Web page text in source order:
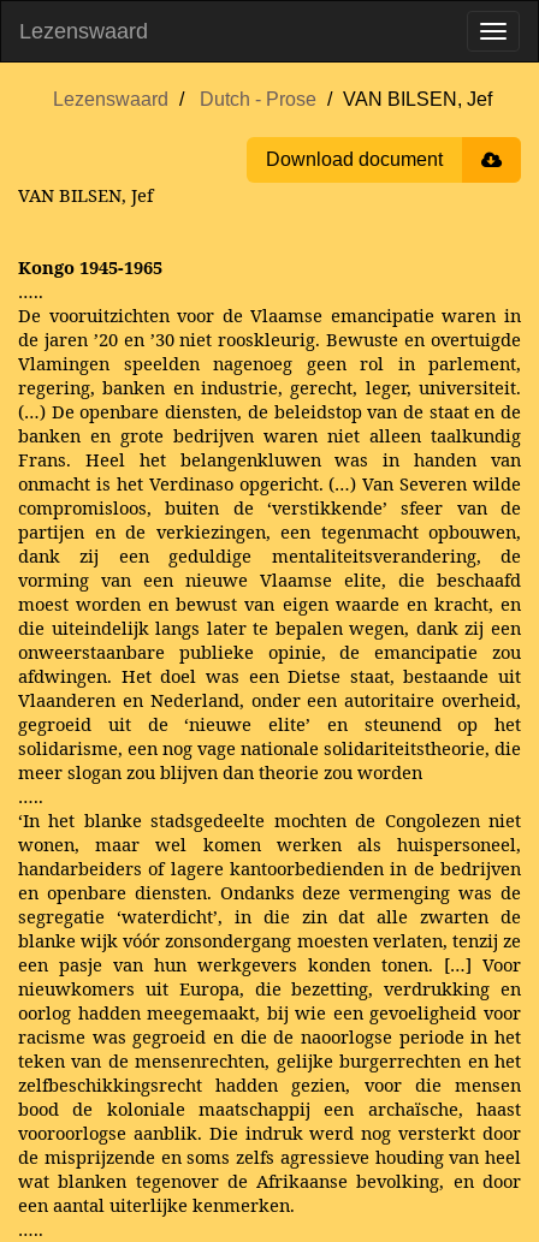
Lezenswaard
Lezenswaard Dutch - Prose VAN BILSEN, Jef
Download document
VAN BILSEN, Jef
Kongo 1945-1965
…..
De vooruitzichten voor de Vlaamse emancipatie waren in
de jaren ’20 en ’30 niet rooskleurig. Bewuste en overtuigde
Vlamingen speelden nagenoeg geen rol in parlement,
regering, banken en industrie, gerecht, leger, universiteit.
(…) De openbare diensten, de beleidstop van de staat en de
banken en grote bedrijven waren niet alleen taalkundig
Frans. Heel het belangenkluwen was in handen van
onmacht is het Verdinaso opgericht. (…) Van Severen wilde
compromisloos, buiten de ‘verstikkende’ sfeer van de
partijen en de verkiezingen, een tegenmacht opbouwen,
dank zij een geduldige mentaliteitsverandering, de
vorming van een nieuwe Vlaamse elite, die beschaafd
moest worden en bewust van eigen waarde en kracht, en
die uiteindelijk langs later te bepalen wegen, dank zij een
onweerstaanbare publieke opinie, de emancipatie zou
afdwingen. Het doel was een Dietse staat, bestaande uit
Vlaanderen en Nederland, onder een autoritaire overheid,
gegroeid uit de ‘nieuwe elite’ en steunend op het
solidarisme, een nog vage nationale solidariteitstheorie, die
meer slogan zou blijven dan theorie zou worden
…..
‘In het blanke stadsgedeelte mochten de Congolezen niet
wonen, maar wel komen werken als huispersoneel,
handarbeiders of lagere kantoorbedienden in de bedrijven
en openbare diensten. Ondanks deze vermenging was de
segregatie ‘waterdicht’, in die zin dat alle zwarten de
blanke wijk vóór zonsondergang moesten verlaten, tenzij ze
een pasje van hun werkgevers konden tonen. […] Voor
nieuwkomers uit Europa, die bezetting, verdrukking en
oorlog hadden meegemaakt, bij wie een gevoeligheid voor
racisme was gegroeid en die de naoorlogse periode in het
teken van de mensenrechten, gelijke burgerrechten en het
zelfbeschikkingsrecht hadden gezien, voor die mensen
bood de koloniale maatschappij een archaïsche, haast
vooroorlogse aanblik. Die indruk werd nog versterkt door
de misprijzende en soms zelfs agressieve houding van heel
wat blanken tegenover de Afrikaanse bevolking, en door
een aantal uiterlijke kenmerken.
…..